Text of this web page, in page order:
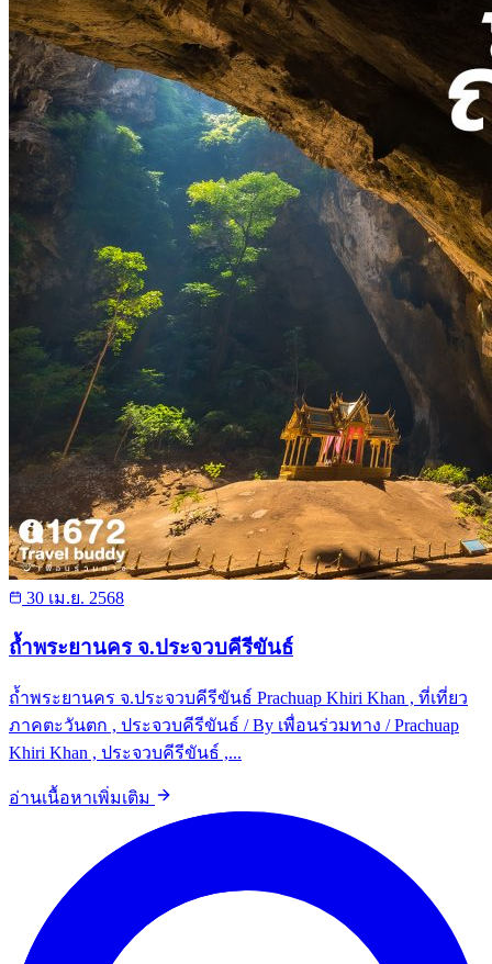
30 เม.ย. 2568
ถ้ำพระยานคร จ.ประจวบคีรีขันธ์
ถ้ำพระยานคร จ.ประจวบคีรีขันธ์ Prachuap Khiri Khan , ที่เที่ยว
ภาคตะวันตก , ประจวบคีรีขันธ์ / By เพื่อนร่วมทาง / Prachuap
Khiri Khan , ประจวบคีรีขันธ์ ,...
อ่านเนื้อหาเพิ่มเติม